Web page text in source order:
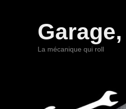
La mécanique qui roll